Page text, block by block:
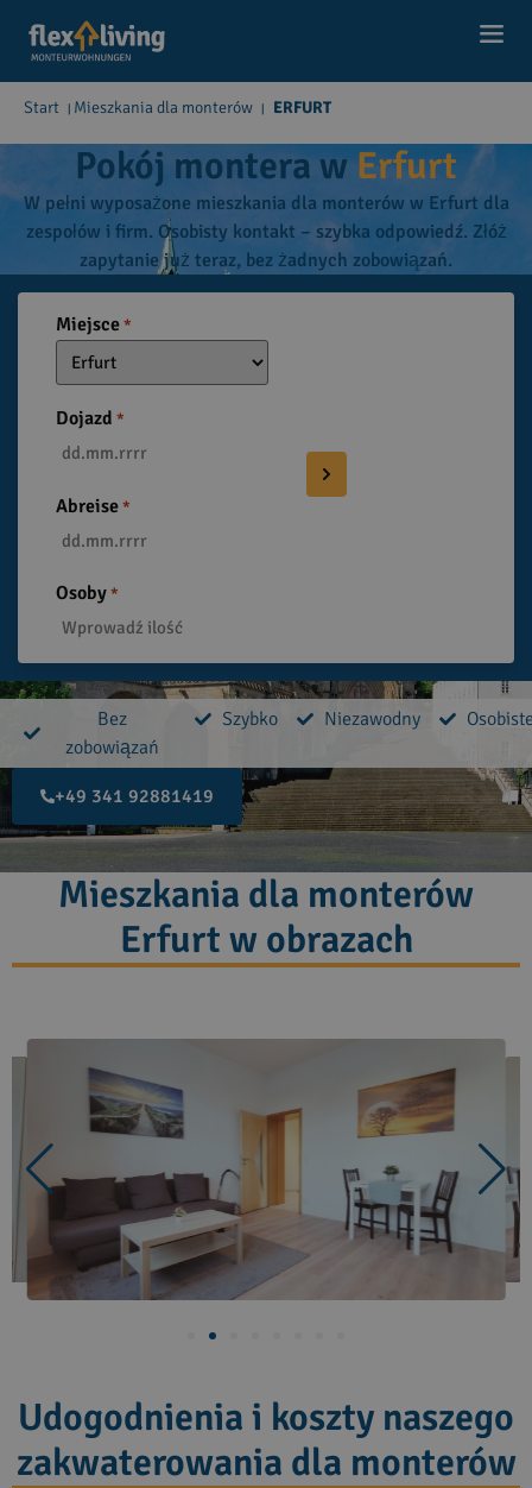
Start Mieszkania dla monterów ERFURT
Pokój montera wErfurt
W pełni wyposażone mieszkania dla monterów w Erfurt dla
zespołów i firm. Osobisty kontakt – szybka odpowiedź. Złóż
zapytanie już teraz, bez żadnych zobowiązań.
Miejsce *
Dojazd *
Abreise *
Osoby *
Bez
zobowiązań
Szybko Niezawodny
+49 341 92881419
Mieszkania dla monterów
Erfurt w obrazach
Udogodnienia i koszty naszego
zakwaterowania dla monterów